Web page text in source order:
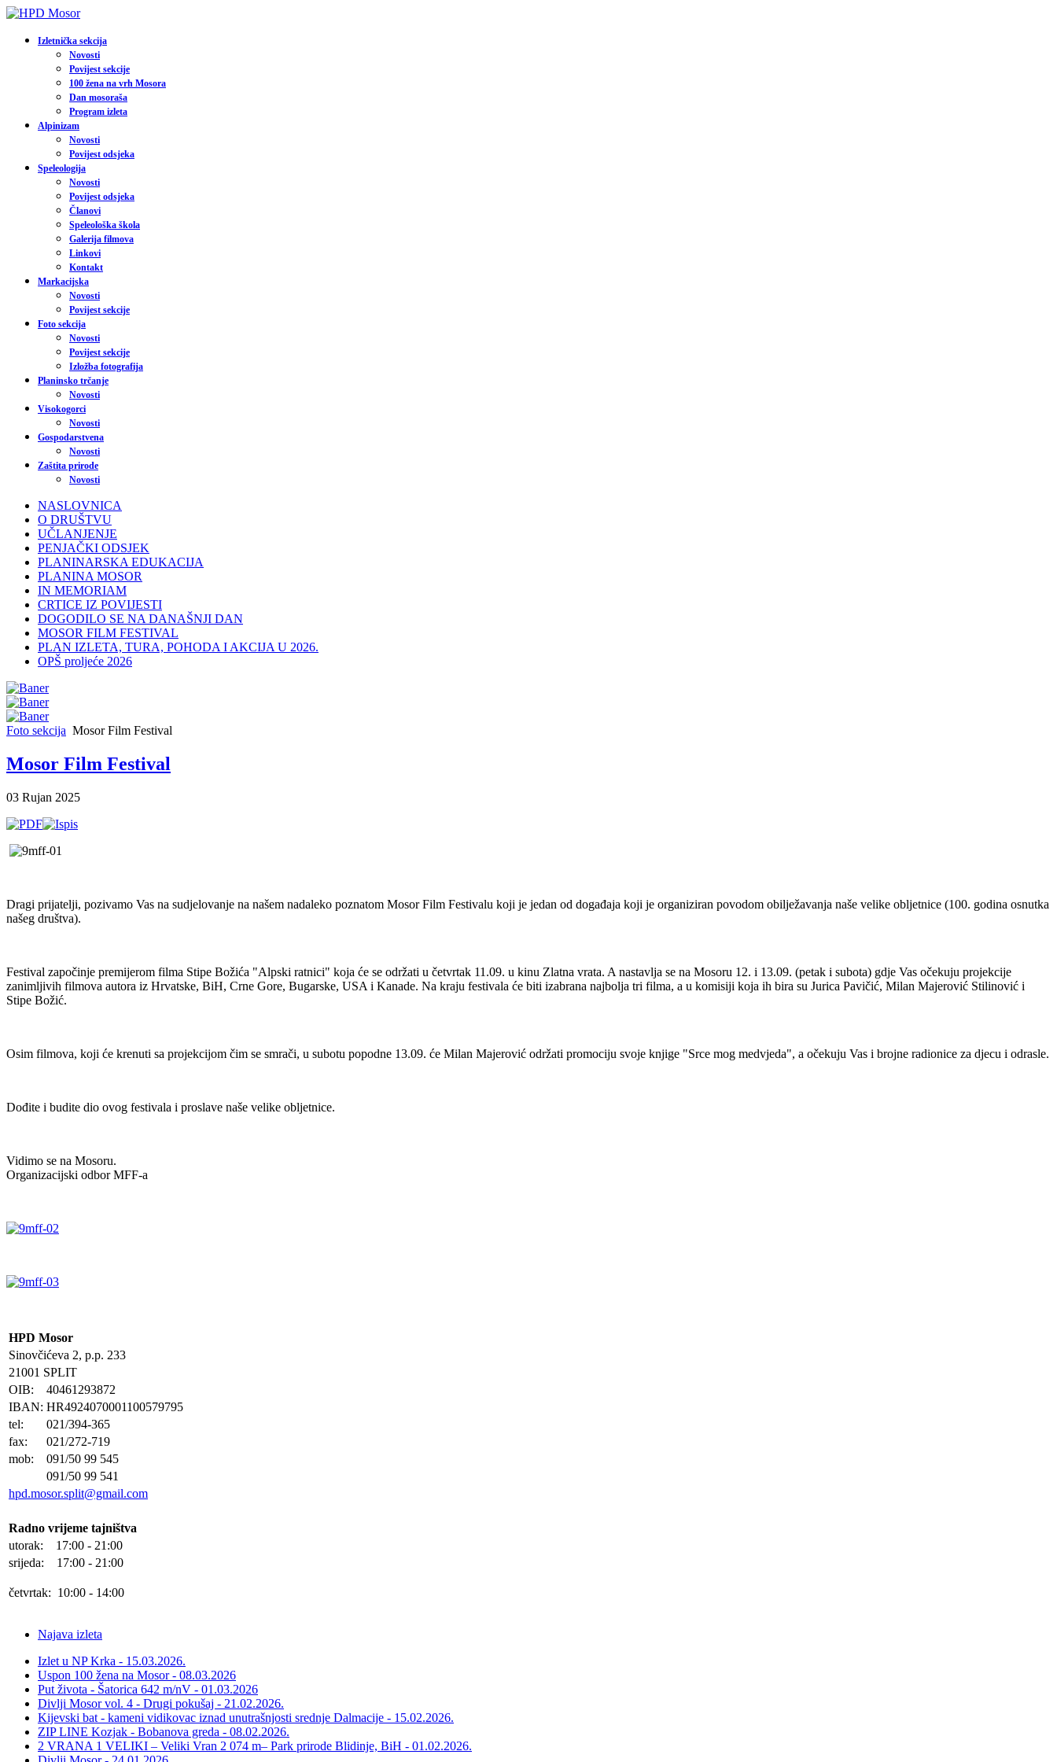
Izletnička sekcija
Novosti
Povijest sekcije
100 žena na vrh Mosora
Dan mosoraša
Program izleta
Alpinizam
Novosti
Povijest odsjeka
Speleologija
Novosti
Povijest odsjeka
Članovi
Speleološka škola
Galerija filmova
Linkovi
Kontakt
Markacijska
Novosti
Povijest sekcije
Foto sekcija
Novosti
Povijest sekcije
Izložba fotografija
Planinsko trčanje
Novosti
Visokogorci
Novosti
Gospodarstvena
Novosti
Zaštita prirode
Novosti
NASLOVNICA
O DRUŠTVU
UČLANJENJE
PENJAČKI ODSJEK
PLANINARSKA EDUKACIJA
PLANINA MOSOR
IN MEMORIAM
CRTICE IZ POVIJESTI
DOGODILO SE NA DANAŠNJI DAN
MOSOR FILM FESTIVAL
PLAN IZLETA, TURA, POHODA I AKCIJA U 2026.
OPŠ proljeće 2026
Foto sekcija Mosor Film Festival
Mosor Film Festival
03 Rujan 2025
Dragi prijatelji, pozivamo Vas na sudjelovanje na našem nadaleko poznatom Mosor Film Festivalu koji je jedan od događaja koji je organiziran povodom obilježavanja naše velike obljetnice (100. godina osnutka
našeg društva).
Festival započinje premijerom filma Stipe Božića "Alpski ratnici" koja će se održati u četvrtak 11.09. u kinu Zlatna vrata. A nastavlja se na Mosoru 12. i 13.09. (petak i subota) gdje Vas očekuju projekcije
zanimljivih filmova autora iz Hrvatske, BiH, Crne Gore, Bugarske, USA i Kanade. Na kraju festivala će biti izabrana najbolja tri filma, a u komisiji koja ih bira su Jurica Pavičić, Milan Majerović Stilinović i
Stipe Božić.
Osim filmova, koji će krenuti sa projekcijom čim se smrači, u subotu popodne 13.09. će Milan Majerović održati promociju svoje knjige "Srce mog medvjeda", a očekuju Vas i brojne radionice za djecu i odrasle.
Dođite i budite dio ovog festivala i proslave naše velike obljetnice.
Vidimo se na Mosoru.
Organizacijski odbor MFF-a
HPD Mosor
Sinovčićeva 2, p.p. 233
21001 SPLIT
OIB:
40461293872
IBAN: HR4924070001100579795
tel:
021/394-365
fax:
021/272-719
mob:
091/50 99 545
091/50 99 541
hpd.mosor.split@gmail.com
Radno vrijeme tajništva
utorak: 17:00 - 21:00
srijeda: 17:00 - 21:00
četvrtak: 10:00 - 14:00
Najava izleta
Izlet u NP Krka - 15.03.2026.
Uspon 100 žena na Mosor - 08.03.2026
Put života - Šatorica 642 m/nV - 01.03.2026
Divlji Mosor vol. 4 - Drugi pokušaj - 21.02.2026.
Kijevski bat - kameni vidikovac iznad unutrašnjosti srednje Dalmacije - 15.02.2026.
ZIP LINE Kozjak - Bobanova greda - 08.02.2026.
2 VRANA 1 VELIKI – Veliki Vran 2 074 m– Park prirode Blidinje, BiH - 01.02.2026.